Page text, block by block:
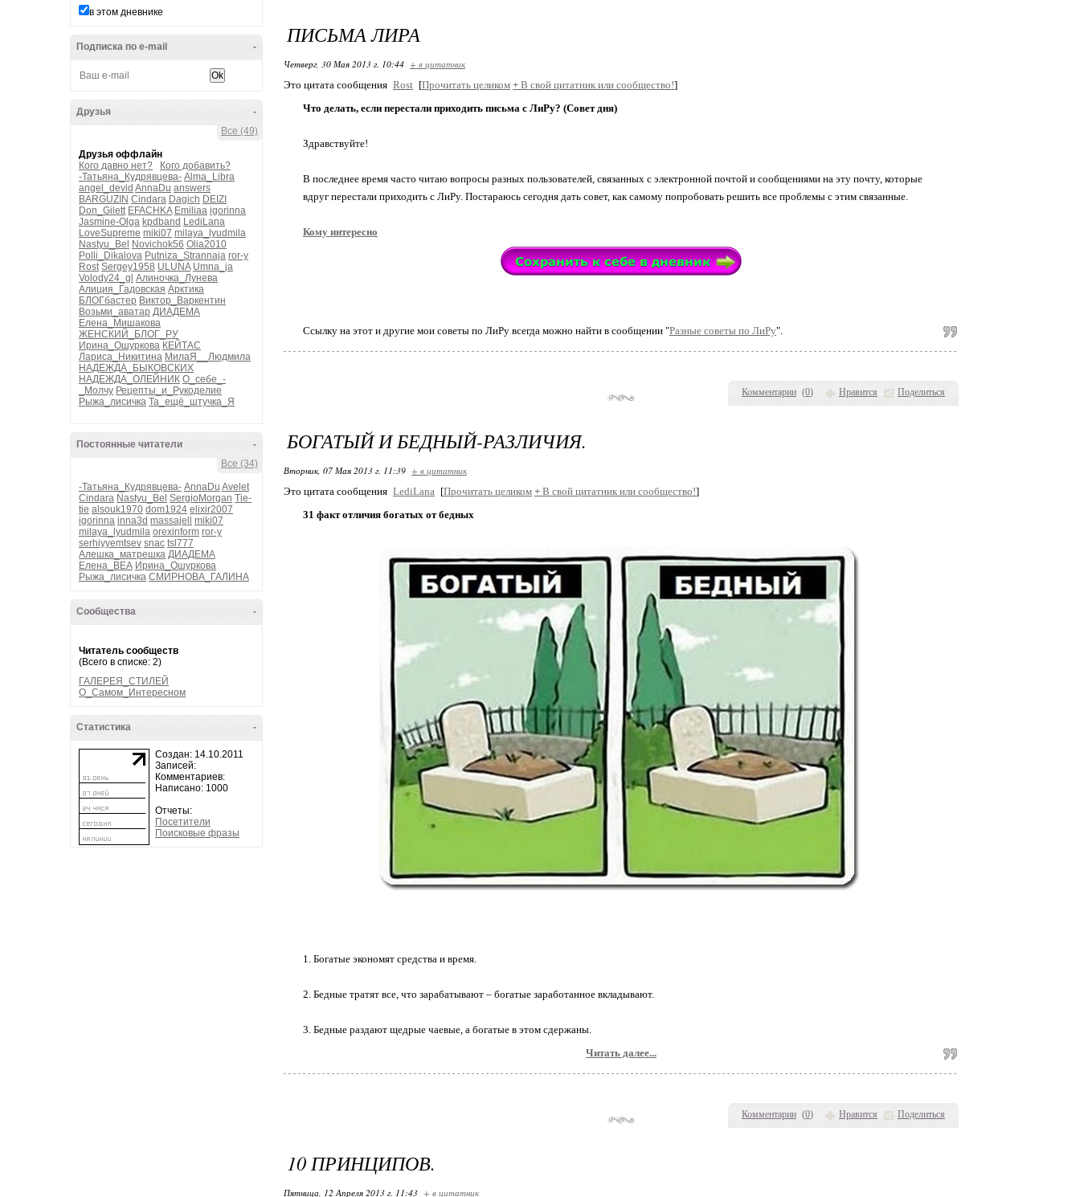
в этом дневнике
-
Подписка по e-mail
-
Друзья
Все (49)
Друзья оффлайн
Кого давно нет?
Кого добавить?
-Татьяна_Кудрявцева- Alma_Libra
angel_devid AnnaDu answers
BARGUZIN Cindara Dagich DEIZI
Don_Gilett EFACHKA Emiliaa igorinna
Jasmine-Olga kpdband LediLana
LoveSupreme miki07 milaya_lyudmila
Nastyu_Bel
Novichok56 Olia2010
Polli_Dikalova Putniza_Strannaja ror-y
Rost Sergey1958 ULUNA Umna_ja
Volody24_gl Алиночка_Лунева
Алиция_Гадовская Арктика
БЛОГбастер Виктор_Варкентин
Возьми_аватар ДИАДЕМА
Елена_Мишакова
ЖЕНСКИЙ_БЛОГ_РУ
Ирина_Ошуркова КЕЙТАС
Лариса_Никитина МилаЯ__Людмила
НАДЕЖДА_БЫКОВСКИХ
НАДЕЖДА_ОЛЕЙНИК О_себе_-
_Молчу Рецепты_и_Рукоделие
Рыжа_лисичка Та_ещё_штучка_Я
-
Постоянные читатели
Все (34)
-Татьяна_Кудрявцева- AnnaDu Avelet
Cindara Nastyu_Bel SergioMorgan Tie-
tie alsouk1970 dom1924 elixir2007
igorinna inna3d massajell
miki07
milaya_lyudmila orexinform ror-y
serhiyyemtsev snac tsl777
Алешка_матрешка ДИАДЕМА
Елена_ВЕА Ирина_Ошуркова
Рыжа_лисичка СМИРНОВА_ГАЛИНА
-
Сообщества
Читатель сообществ
(Всего в списке: 2)
ГАЛЕРЕЯ_СТИЛЕЙ
О_Самом_Интересном
-
Статистика
Создан: 14.10.2011
Записей:
Комментариев:
Написано: 1000
Отчеты:
Посетители
Поисковые фразы
Комментарии (0) Нравится Поделиться
ПИСЬМА ЛИРА
Четверг, 30 Мая 2013 г. 10:44 + в цитатник
Это цитата сообщения Rost [Прочитать целиком + В свой цитатник или сообщество!]
Что делать, если перестали приходить письма с ЛиРу? (Совет дня)
Здравствуйте!
В последнее время часто читаю вопросы разных пользователей, связанных с электронной почтой и сообщениями на эту почту, которые
вдруг перестали приходить с ЛиРу. Постараюсь сегодня дать совет, как самому попробовать решить все проблемы с этим связанные.
Кому интересно
Ссылку на этот и другие мои советы по ЛиРу всегда можно найти в сообщении "Разные советы по ЛиРу".
Комментарии (0) Нравится Поделиться
БОГАТЫЙ И БЕДНЫЙ-РАЗЛИЧИЯ.
Вторник, 07 Мая 2013 г. 11:39 + в цитатник
Это цитата сообщения LediLana [Прочитать целиком + В свой цитатник или сообщество!]
31 факт отличия богатых от бедных
1. Богатые экономят средства и время.
2. Бедные тратят все, что зарабатывают – богатые заработанное вкладывают.
3. Бедные раздают щедрые чаевые, а богатые в этом сдержаны.
Читать далее...
10 ПРИНЦИПОВ.
Пятница, 12 Апреля 2013 г. 11:43 + в цитатник